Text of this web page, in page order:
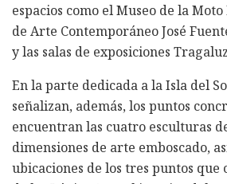
espacios como el Museo de la
de Arte Contemporáneo José
y las salas de exposiciones
En la parte dedicada a la Isla del
señalizan, además, los puntos
encuentran las cuatro esculturas
dimensiones de arte emboscado,
ubicaciones de los tres puntos que